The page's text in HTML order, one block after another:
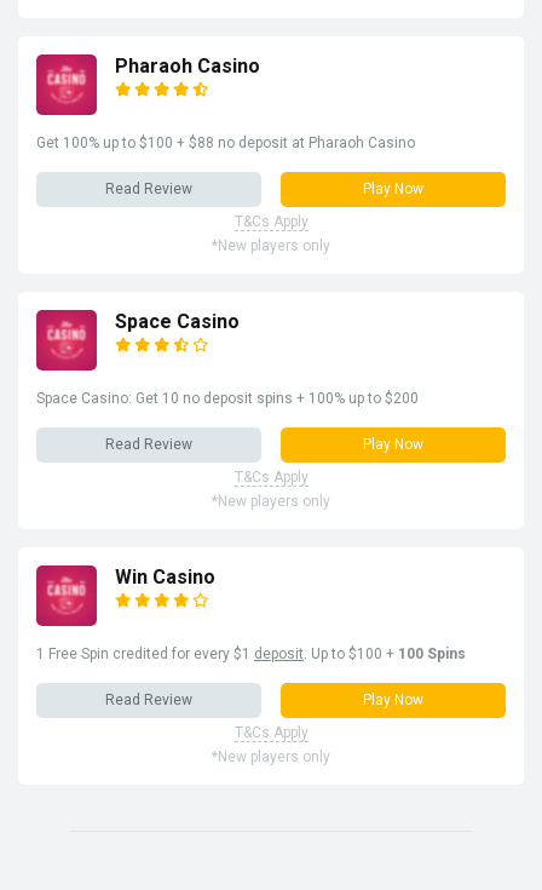
Pharaoh Casino
Get 100% up to $100 + $88 no deposit at Pharaoh Casino
Read Review
Play Now
T&Cs Apply
*New players only
Space Casino
Space Casino: Get 10 no deposit spins + 100% up to $200
Read Review
Play Now
T&Cs Apply
*New players only
Win Casino
1 Free Spin credited for every $1 deposit. Up to $100 + 100 Spins
Read Review
Play Now
T&Cs Apply
*New players only